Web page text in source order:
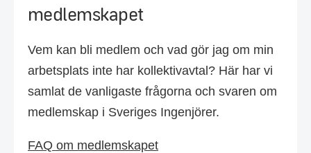
medlemskapet
Vem kan bli medlem och vad gör jag om min
arbetsplats inte har kollektivavtal? Här har vi
samlat de vanligaste frågorna och svaren om
medlemskap i Sveriges Ingenjörer.
FAQ om medlemskapet